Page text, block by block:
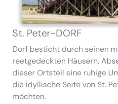
St. Peter-DORF
Dorf besticht durch seinen
reetgedeckten Häusern.
dieser Ortsteil eine ruhige
die idyllische Seite von St.
möchten.